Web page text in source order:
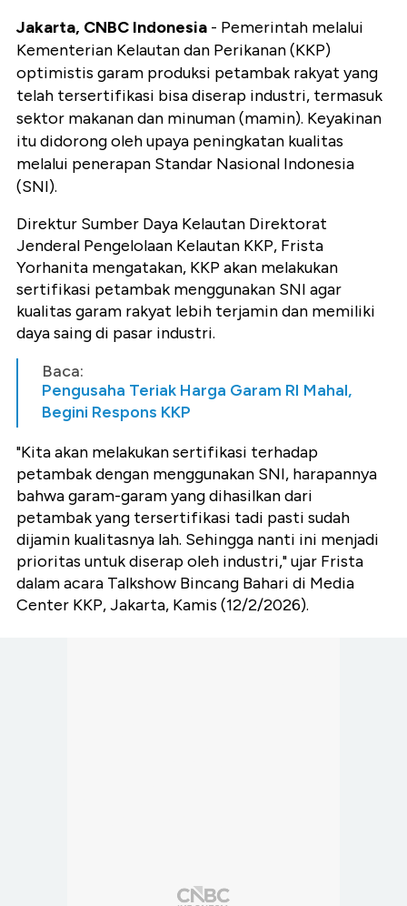
Jakarta, CNBC Indonesia - Pemerintah melalui
Kementerian Kelautan dan Perikanan (KKP)
optimistis garam produksi petambak rakyat yang
telah tersertifikasi bisa diserap industri, termasuk
sektor makanan dan minuman (mamin). Keyakinan
itu didorong oleh upaya peningkatan kualitas
melalui penerapan Standar Nasional Indonesia
(SNI).
Direktur Sumber Daya Kelautan Direktorat
Jenderal Pengelolaan Kelautan KKP, Frista
Yorhanita mengatakan, KKP akan melakukan
sertifikasi petambak menggunakan SNI agar
kualitas garam rakyat lebih terjamin dan memiliki
daya saing di pasar industri.
Baca:
Pengusaha Teriak Harga Garam RI Mahal,
Begini Respons KKP
"Kita akan melakukan sertifikasi terhadap
petambak dengan menggunakan SNI, harapannya
bahwa garam-garam yang dihasilkan dari
petambak yang tersertifikasi tadi pasti sudah
dijamin kualitasnya lah. Sehingga nanti ini menjadi
prioritas untuk diserap oleh industri," ujar Frista
dalam acara Talkshow Bincang Bahari di Media
Center KKP, Jakarta, Kamis (12/2/2026).